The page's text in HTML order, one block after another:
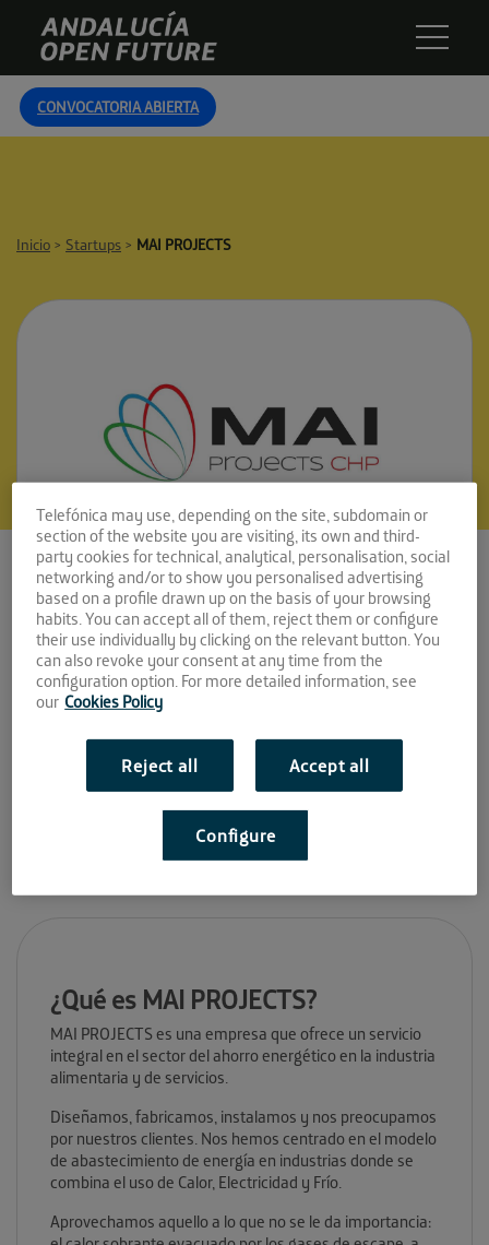
content
Andalucía
Open
Future
CONVOCATORIA ABIERTA
Inicio > Startups > MAI PROJECTS
MAI PROJECTS
Espacio:
EL PATIO
Convocatoria:
Sitio web:
¿Qué es MAI PROJECTS?
MAI PROJECTS es una empresa que ofrece un servicio
integral en el sector del ahorro energético en la industria
alimentaria y de servicios.
Diseñamos, fabricamos, instalamos y nos preocupamos
por nuestros clientes. Nos hemos centrado en el modelo
de abastecimiento de energía en industrias donde se
combina el uso de Calor, Electricidad y Frío.
Aprovechamos aquello a lo que no se le da importancia:
Telefónica may use, depending on the site, subdomain or
section of the website you are visiting, its own and third-
party cookies for technical, analytical, personalisation, social
networking and/or to show you personalised advertising
based on a profile drawn up on the basis of your browsing
habits. You can accept all of them, reject them or configure
their use individually by clicking on the relevant button. You
can also revoke your consent at any time from the
configuration option. For more detailed information, see
our Cookies Policy
Reject all Accept all
Configure